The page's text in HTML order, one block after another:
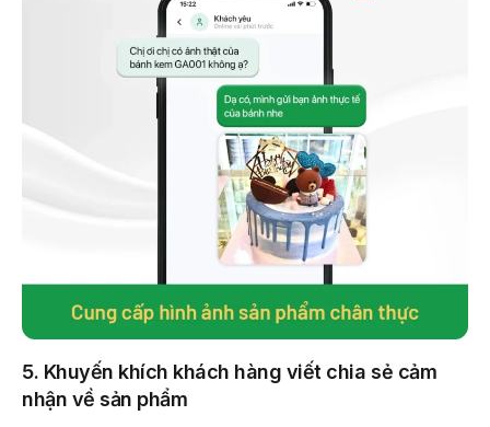
5. Khuyến khích khách hàng viết chia sẻ cảm
nhận về sản phẩm